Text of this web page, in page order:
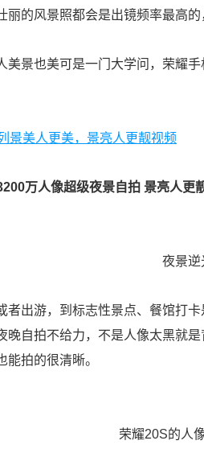
丽的风景照都会是出镜频率最高的
美景也美可是一门大学问，荣耀
景美人更美，景亮人更靓视频
万人像超级夜景自拍 景亮人更
夜景逆
者出游，到标志性景点、餐馆打
晚自拍不给力，不是人像太黑就
能拍的很清晰。
荣耀20S的人